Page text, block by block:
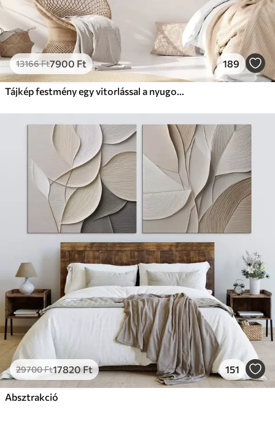
13166Ft7900 Ft 189
Tájkép festmény egy vitorlással a nyugodt tengeren, narancssárga és sárga égbolt, távoli hegyek
29700Ft17820Ft 151
Absztrakció